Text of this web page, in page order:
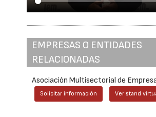
EMPRESAS O ENTIDADES
RELACIONADAS
Asociación Multisectorial de
Solicitar información Ver stand